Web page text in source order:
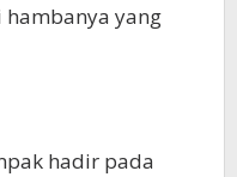
yang
hadir pada